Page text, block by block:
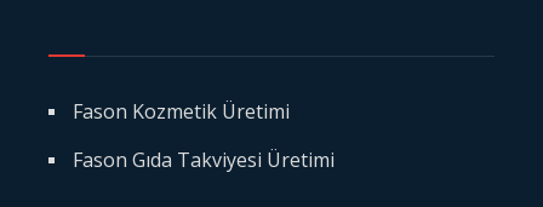
Fason Kozmetik Üretimi
Fason Gıda Takviyesi Üretimi